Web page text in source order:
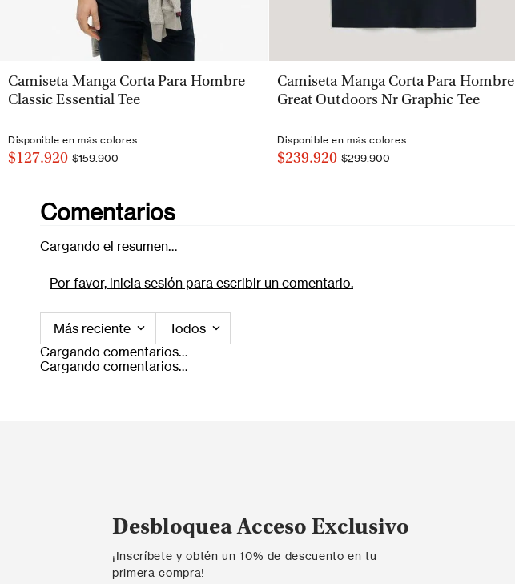
VISTA RÁPIDA
Camiseta Manga Corta Para Hombre
Classic Essential Tee
Disponible en más colores
$127.920 $159.900
VISTA RÁPIDA
Camiseta Manga Corta Para Hombre
Great Outdoors Nr Graphic Tee
Disponible en más colores
$239.920 $299.900
Comentarios
Cargando el resumen…
Por favor, inicia sesión para escribir un comentario.
Más reciente
Todos
Cargando comentarios…
Cargando comentarios…
Desbloquea Acceso Exclusivo
¡Inscríbete y obtén un 10% de descuento en tu
primera compra!